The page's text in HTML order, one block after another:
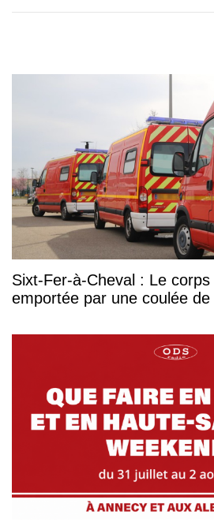
Sixt-Fer-à-Cheval : Le
emportée par une coulée